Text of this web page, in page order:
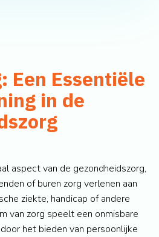
Een Essentiële
in de
aspect van de gezondheidszorg,
of buren zorg verlenen aan
ziekte, handicap of andere
van zorg speelt een onmisbare
het bieden van persoonlijke